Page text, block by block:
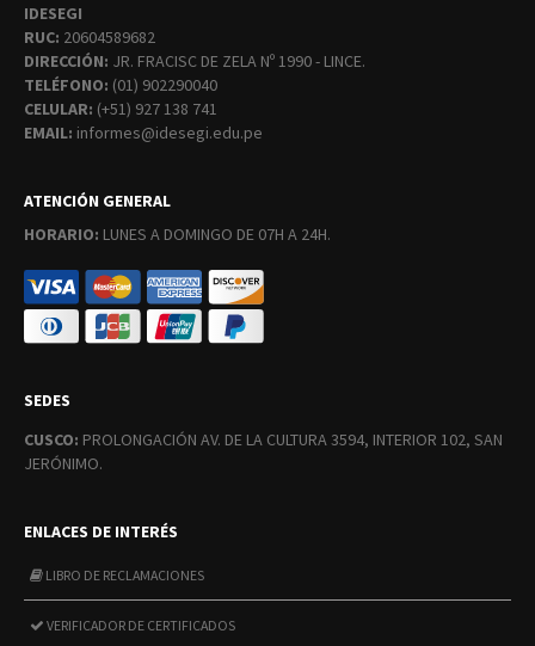
IDESEGI
RUC: 20604589682
DIRECCIÓN: JR. FRACISC DE ZELA Nº 1990 - LINCE.
TELÉFONO: (01) 902290040
CELULAR: (+51) 927 138 741
EMAIL: informes@idesegi.edu.pe
ATENCIÓN GENERAL
HORARIO: LUNES A DOMINGO DE 07H A 24H.
SEDES
CUSCO: PROLONGACIÓN AV. DE LA CULTURA 3594, INTERIOR 102, SAN
JERÓNIMO.
ENLACES DE INTERÉS
LIBRO DE RECLAMACIONES
VERIFICADOR DE CERTIFICADOS